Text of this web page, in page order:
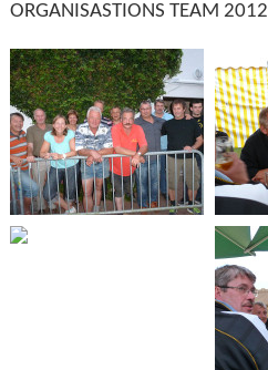
ORGANISASTIONS TEAM 2012